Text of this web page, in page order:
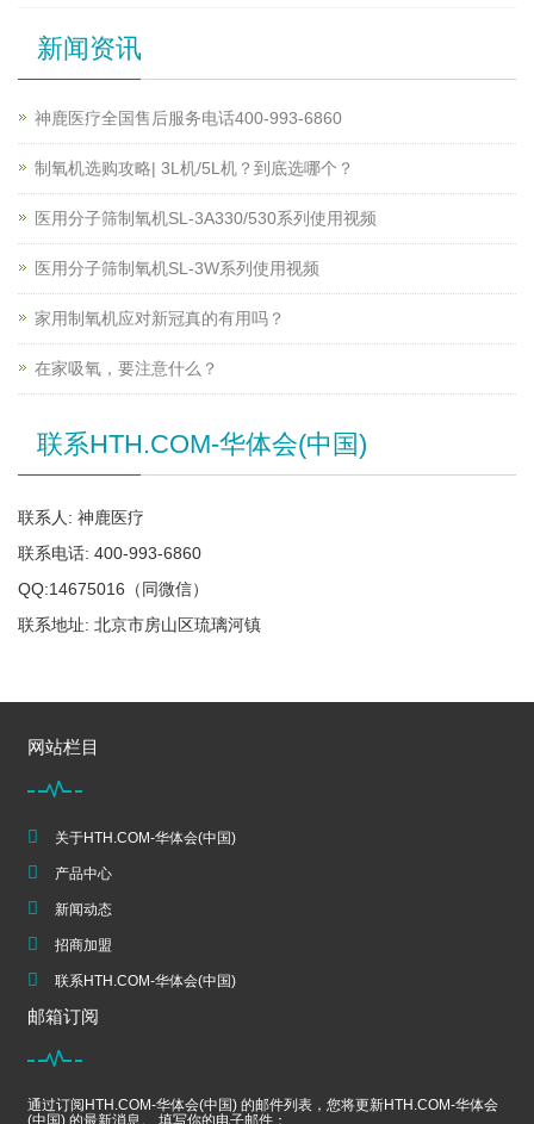
新闻资讯
神鹿医疗全国售后服务电话400-993-6860
制氧机选购攻略| 3L机/5L机？到底选哪个？
医用分子筛制氧机SL-3A330/530系列使用视频
医用分子筛制氧机SL-3W系列使用视频
家用制氧机应对新冠真的有用吗？
在家吸氧，要注意什么？
联系HTH.COM-华体会(中国)
联系人: 神鹿医疗
联系电话: 400-993-6860
QQ:14675016（同微信）
联系地址: 北京市房山区琉璃河镇
网站栏目
关于HTH.COM-华体会(中国)
产品中心
新闻动态
招商加盟
联系HTH.COM-华体会(中国)
邮箱订阅
通过订阅HTH.COM-华体会(中国) 的邮件列表，您将更新HTH.COM-华体会